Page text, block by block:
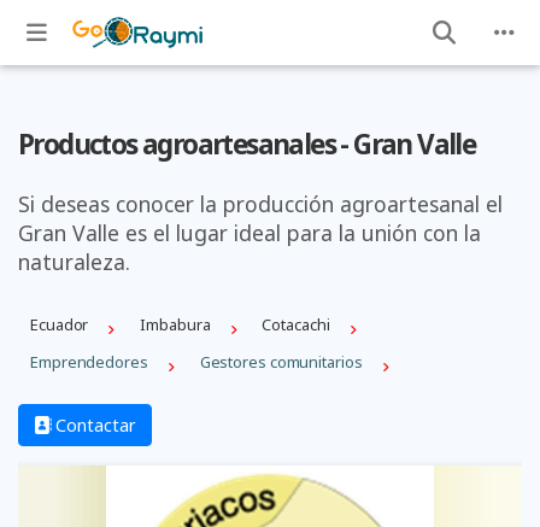
Productos agroartesanales - Gran Valle
Si deseas conocer la producción agroartesanal el
Gran Valle es el lugar ideal para la unión con la
naturaleza.
Ecuador Imbabura
Cotacachi
Emprendedores
Gestores comunitarios
Contactar